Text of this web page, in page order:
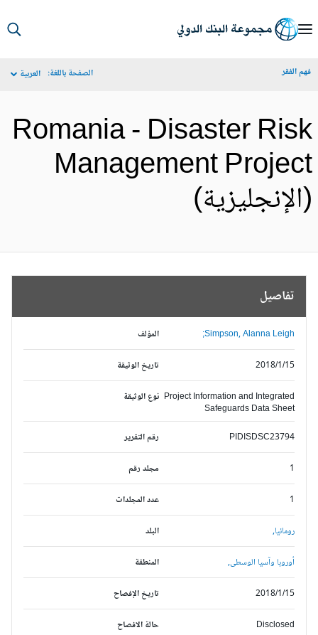
الفقر الصفحة باللغة: العربية
Romania - Disaster
Management
تفاصيل
المؤلف Simpson, Alanna Leigh;
تاريخ الوثيقة 2018/1/15
نوع الوثيقة Project Information and Integrated
Safeguards Data Sheet
رقم التقرير
PIDISDSC23794
مجلد رقم
عدد المجلدات
البلد رومانيا,
المنطقة أوروبا وآسيا الوسطى,
تاريخ الإفصاح 2018/1/15
حالة الافصاح Disclosed